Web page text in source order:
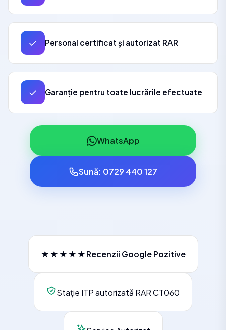
✓ Personal certificat și autorizat RAR
✓ Garanție pentru toate lucrările efectuate
WhatsApp
Sună: 0729 440 127
★★★★★Recenzii Google Pozitive
Stație ITP autorizată RAR CT060